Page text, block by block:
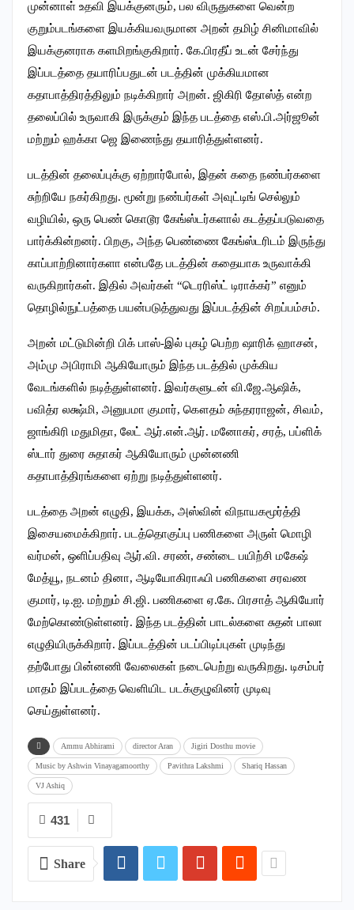
முன்னாள் உதவி இயக்குனரும், பல விருதுகளை வென்ற
குறும்படங்களை இயக்கியவருமான அறன் தமிழ் சினிமாவில்
இயக்குனராக களமிறங்குகிறார். கே.பிரதீப் உடன் சேர்ந்து
இப்படத்தை தயாரிப்பதுடன் படத்தின் முக்கியமான
கதாபாத்திரத்திலும் நடிக்கிறார் அறன். ஜிகிரி தோஸ்த் என்ற
தலைப்பில் உருவாகி இருக்கும் இந்த படத்தை எஸ்.பி.அர்ஜூன்
மற்றும் ஹக்கா ஜெ இணைந்து தயாரித்துள்ளனர்.
படத்தின் தலைப்புக்கு ஏற்றார்போல், இதன் கதை நண்பர்களை
சுற்றியே நகர்கிறது. மூன்று நண்பர்கள் அவுட்டிங் செல்லும்
வழியில், ஒரு பெண் கொடூர கேங்ஸ்டர்களால் கடத்தப்படுவதை
பார்க்கின்றனர். பிறகு, அந்த பெண்ணை கேங்ஸ்டரிடம் இருந்து
காப்பாற்றினார்களா என்பதே படத்தின் கதையாக உருவாக்கி
வருகிறார்கள். இதில் அவர்கள் “டெரரிஸ்ட் டிராக்கர்” எனும்
தொழில்நுட்பத்தை பயன்படுத்துவது இப்படத்தின் சிறப்பம்சம்.
அறன் மட்டுமின்றி பிக் பாஸ்-இல் புகழ் பெற்ற ஷாரிக் ஹாசன்,
அம்மு அபிராமி ஆகியோரும் இந்த படத்தில் முக்கிய
வேடங்களில் நடித்துள்ளனர். இவர்களுடன் வி.ஜே.ஆஷிக்,
பவித்ர லக்ஷ்மி, அனுபமா குமார், கௌதம் சுந்தரராஜன், சிவம்,
ஜாங்கிரி மதுமிதா, லேட் ஆர்.என்.ஆர். மனோகர், சரத், பப்ளிக்
ஸ்டார் துரை சுதாகர் ஆகியோரும் முன்னணி
கதாபாத்திரங்களை ஏற்று நடித்துள்ளனர்.
படத்தை அறன் எழுதி, இயக்க, அஸ்வின் விநாயகமூர்த்தி
இசையமைக்கிறார். படத்தொகுப்பு பணிகளை அருள் மொழி
வர்மன், ஒளிப்பதிவு ஆர்.வி. சரண், சண்டை பயிற்சி மகேஷ்
மேத்யூ, நடனம் தினா, ஆடியோகிராஃபி பணிகளை சரவண
குமார், டி.ஐ. மற்றும் சி.ஜி. பணிகளை ஏ.கே. பிரசாத் ஆகியோர்
மேற்கொண்டுள்ளனர். இந்த படத்தின் பாடல்களை சுதன் பாலா
எழுதியிருக்கிறார். இப்படத்தின் படப்பிடிப்புகள் முடிந்து
தற்போது பின்னணி வேலைகள் நடைபெற்று வருகிறது. டிசம்பர்
மாதம் இப்படத்தை வெளியிட படக்குழுவினர் முடிவு
செய்துள்ளனர்.
Ammu Abhirami director Aran Jigiri Dosthu movie
Music by Ashwin Vinayagamoorthy Pavithra Lakshmi Shariq Hassan
VJ Ashiq
431
Share